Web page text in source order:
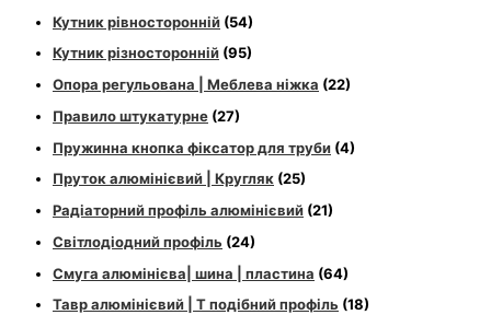
Кутник рівносторонній (54)
Кутник різносторонній (95)
Опора регульована | Меблева ніжка (22)
Правило штукатурне (27)
Пружинна кнопка фіксатор для труби (4)
Пруток алюмінієвий | Кругляк (25)
Радіаторний профіль алюмінієвий (21)
Світлодіодний профіль (24)
Смуга алюмінієва| шина | пластина (64)
Тавр алюмінієвий | Т подібний профіль (18)